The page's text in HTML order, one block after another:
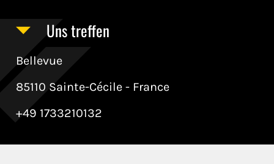
Uns treffen
Bellevue
85110 Sainte-Cécile - France
+49 1733210132